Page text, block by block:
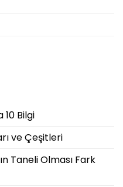
10 Bilgi
ve Çeşitleri
Taneli Olması Fark